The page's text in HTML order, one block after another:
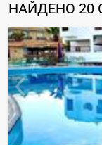
НАЙДЕНО 20